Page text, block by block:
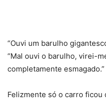
“Ouvi um barulho
“Mal ouvi o barulho, virei-
completamente esmagado.”
Felizmente só o carro ficou